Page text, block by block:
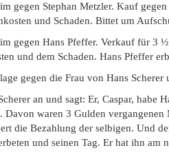
gegen Stephan Metzler. Kauf
und Schaden. Bittet um
gegen Hans Pfeffer. Verkauf für
und dem Schaden. Hans Pfeffer
gegen die Frau von Hans
an und sagt: Er, Caspar,
Davon waren 3 Gulden
die Bezahlung der selbigen. Und
und seinen Tag. Er hat ihn am